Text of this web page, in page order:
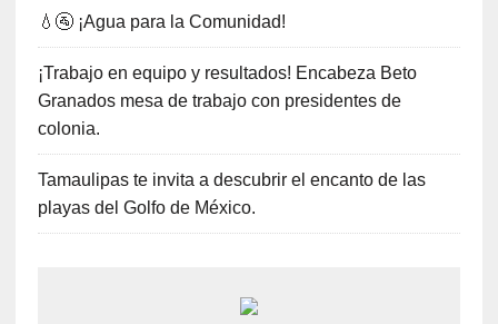
💧🚰 ¡Agua para la Comunidad!
¡Trabajo en equipo y resultados! Encabeza Beto
Granados mesa de trabajo con presidentes de
colonia.
Tamaulipas te invita a descubrir el encanto de las
playas del Golfo de México.